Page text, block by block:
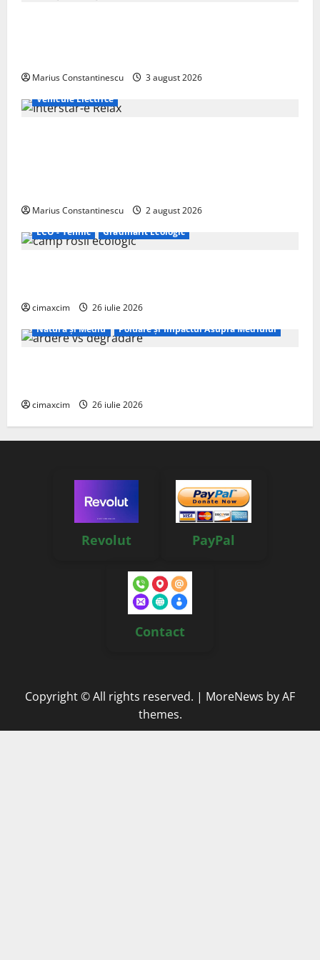
Marius Constantinescu
3 august 2026
Vehicule Electrice
Marius Constantinescu
2 august 2026
ECO - Tehnic
Grădinărit Ecologic
cimaxcim
26 iulie 2026
Natura și Mediu
Poluare și Impactul Asupra Mediului
cimaxcim 26 iulie 2026
Revolut PayPal
Contact
Copyright © All rights reserved. | MoreNews by AF
themes.